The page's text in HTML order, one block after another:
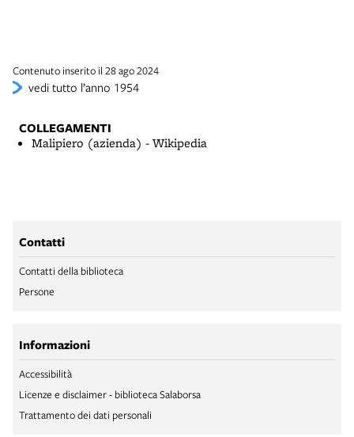
Contenuto inserito il 28 ago 2024
vedi tutto l’anno 1954
COLLEGAMENTI
Malipiero (azienda) - Wikipedia
Contatti
Contatti della biblioteca
Persone
Informazioni
Accessibilità
Licenze e disclaimer - biblioteca Salaborsa
Trattamento dei dati personali